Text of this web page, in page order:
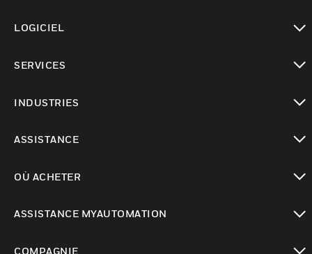
LOGICIEL
SERVICES
INDUSTRIES
ASSISTANCE
OÙ ACHETER
ASSISTANCE MYAUTOMATION
COMPAGNIE